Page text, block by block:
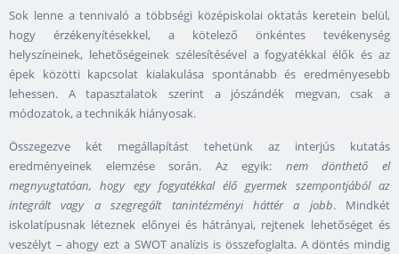
Sok lenne a tennivaló a többségi középiskolai oktatás keretein belül,
hogy érzékenyítésekkel, a kötelező önkéntes tevékenység
helyszíneinek, lehetőségeinek szélesítésével a fogyatékkal élők és az
épek közötti kapcsolat kialakulása spontánabb és eredményesebb
lehessen. A tapasztalatok szerint a jószándék megvan, csak a
módozatok, a technikák hiányosak.
Összegezve két megállapítást tehetünk az interjús kutatás
eredményeinek elemzése során. Az egyik: nem dönthető el
megnyugtatóan, hogy egy fogyatékkal élő gyermek szempontjából az
integrált vagy a szegregált tanintézményi háttér a jobb. Mindkét
iskolatípusnak léteznek előnyei és hátrányai, rejtenek lehetőséget és
veszélyt – ahogy ezt a SWOT analízis is összefoglalta. A döntés mindig